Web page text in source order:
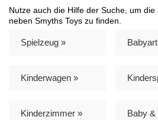
Nutze auch die Hilfe der Suche, um
neben Smyths Toys zu finden.
Spielzeug »
Kinderwagen »
Kinderzimmer » Baby &